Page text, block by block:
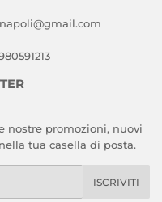
nostre promozioni, nuovi
tua casella di posta.
ISCRIVITI